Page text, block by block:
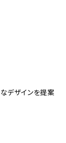
デザインを提案